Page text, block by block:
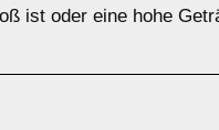
ist oder eine hohe